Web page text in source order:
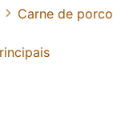
Carne de porco